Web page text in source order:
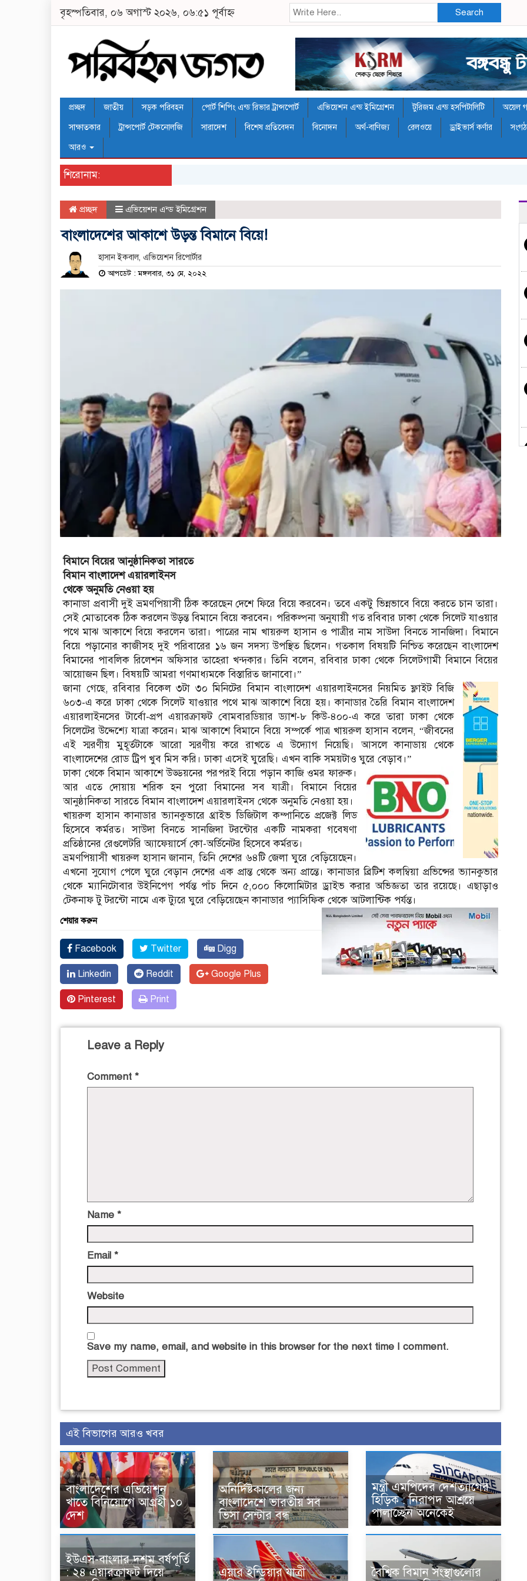
বৃহস্পতিবার, ০৬ অগাস্ট ২০২৬, ০৬:৫১ পূর্বাহ্ন Search
প্রচ্ছদ জাতীয় সড়ক পরিবহন পোর্ট শিপিং এন্ড রিভার ট্রান্সপোর্ট এভিয়েশন এন্ড ইমিগ্রেশন টুরিজম এন্ড হসপিটালিটি অয়েল
সাক্ষাতকার
ট্রান্সপোর্ট টেকনোলজি সারাদেশ বিশেষ প্রতিবেদন বিনোদন অর্থ-বাণিজ্য রেলওয়ে ড্রাইভার্স কর্ণার
আরও
শিরোনাম:
প্রচ্ছদ এভিয়েশন এন্ড ইমিগ্রেশন
বাংলাদেশের আকাশে উড়ন্ত বিমানে বিয়ে!
হাসান ইকবাল, এভিয়েশন রিপোর্টার
আপডেট : মঙ্গলবার, ৩১ মে, ২০২২
বিমানে বিয়ের আনুষ্ঠানিকতা সারতে
বিমান বাংলাদেশ এয়ারলাইনস
থেকে অনুমতি নেওয়া হয়
কানাডা প্রবাসী দুই ভ্রমণপিয়াসী ঠিক করেছেন দেশে ফিরে বিয়ে করবেন। তবে একটু ভিন্নভাবে বিয়ে করতে চান তারা।
সেই মোতাবেক ঠিক করলেন উড়ন্ত বিমানে বিয়ে করবেন। পরিকল্পনা অনুযায়ী গত রবিবার ঢাকা থেকে সিলেট যাওয়ার
পথে মাঝ আকাশে বিয়ে করলেন তারা। পাত্রের নাম খায়রুল হাসান ও পাত্রীর নাম সাউদা বিনতে সানজিদা। বিমানে
বিয়ে পড়ানোর কাজীসহ দুই পরিবারের ১৬ জন সদস্য উপস্থিত ছিলেন। গতকাল বিষয়টি নিশ্চিত করেছেন বাংলাদেশ
বিমানের পাবলিক রিলেশন অফিসার তাহেরা খন্দকার। তিনি বলেন, রবিবার ঢাকা থেকে সিলেটগামী বিমানে বিয়ের
আয়োজন ছিল। বিষয়টি আমরা গণমাধ্যমকে বিস্তারিত জানাবো।”
জানা গেছে, রবিবার বিকেল ৩টা ৩০ মিনিটের বিমান বাংলাদেশ এয়ারলাইনসের নিয়মিত ফ্লাইট বিজি
৬০৩-এ করে ঢাকা থেকে সিলেট যাওয়ার পথে মাঝ আকাশে বিয়ে হয়। কানাডার তৈরি বিমান বাংলাদেশ
এয়ারলাইনসের টার্বো-প্রপ এয়ারক্রাফট বোমবারডিয়ার ড্যাশ-৮ কিউ-৪০০-এ করে তারা ঢাকা থেকে
সিলেটের উদ্দেশ্যে যাত্রা করেন। মাঝ আকাশে বিমানে বিয়ে সম্পর্কে পাত্র খায়রুল হাসান বলেন, “জীবনের
এই স্মরণীয় মুহূর্তটাকে আরো স্মরণীয় করে রাখতে এ উদ্যোগ নিয়েছি। আসলে কানাডায় থেকে
বাংলাদেশের রোড ট্রিপ খুব মিস করি। ঢাকা এসেই ঘুরেছি। এখন বাকি সময়টাও ঘুরে বেড়াব।”
ঢাকা থেকে বিমান আকাশে উড্ডয়নের পরপরই বিয়ে পড়ান কাজি ওমর ফারুক।
আর এতে দোয়ায় শরিক হন পুরো বিমানের সব যাত্রী। বিমানে বিয়ের
আনুষ্ঠানিকতা সারতে বিমান বাংলাদেশ এয়ারলাইনস থেকে অনুমতি নেওয়া হয়।
খায়রুল হাসান কানাডার ভ্যানকুভারে থ্রাইভ ডিজিটাল কম্পানিতে প্রজেক্ট লিড
হিসেবে কর্মরত। সাউদা বিনতে সানজিদা টরন্টোর একটি নামকরা গবেষণা
প্রতিষ্ঠানের রেগুলেটরি অ্যাফেয়ার্সে কো-অর্ডিনেটর হিসেবে কর্মরত।
ভ্রমণপিয়াসী খায়রুল হাসান জানান, তিনি দেশের ৬৪টি জেলা ঘুরে বেড়িয়েছেন।
এখনো সুযোগ পেলে ঘুরে বেড়ান দেশের এক প্রান্ত থেকে অন্য প্রান্তে। কানাডার ব্রিটিশ কলম্বিয়া প্রভিন্সের ভ্যানকুভার
থেকে ম্যানিটোবার উইনিপেগ পর্যন্ত পাঁচ দিনে ৫,০০০ কিলোমিটার ড্রাইভ করার অভিজ্ঞতা তার রয়েছে। এছাড়াও
টেকনাফ টু টরন্টো নামে এক ট্যুরে ঘুরে বেড়িয়েছেন কানাডার প্যাসিফিক থেকে আটলান্টিক পর্যন্ত।
শেয়ার করুন
Facebook Twitter Digg
Linkedin Reddit Google Plus
Pinterest Print
Leave a Reply
Comment *
Name *
Email *
Website
Save my name, email, and website in this browser for the next time I comment.
এই বিভাগের আরও খবর
বাংলাদেশের এভিয়েশন
খাতে বিনিয়োগে আগ্রহী ১০
দেশ
অনির্দিষ্টকালের জন্য
বাংলাদেশে ভারতীয় সব
ভিসা সেন্টার বন্ধ
মন্ত্রী এমপিদের দেশত্যাগের
হিড়িক : নিরাপদ আশ্রয়ে
পালাচ্ছেন অনেকেই
ইউএস-বাংলার দশম বর্ষপূর্তি
: ২৪ এয়ারক্রাফট দিয়ে
এয়ার ইন্ডিয়ার যাত্রী
বৈশ্বিক বিমান সংস্থাগুলোর